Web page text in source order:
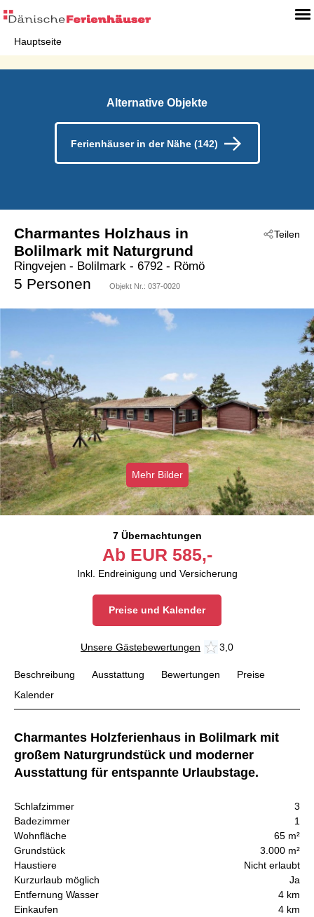
Hauptseite
Alternative Objekte
Ferienhäuser in der Nähe (142)
Teilen
Charmantes Holzhaus in
Bolilmark mit Naturgrund
Ringvejen - Bolilmark - 6792 - Römö
5 Personen Objekt Nr.: 037-0020
Mehr Bilder
7 Übernachtungen
Ab EUR 585,-
Inkl. Endreinigung und Versicherung
Preise und Kalender
Unsere Gästebewertungen 3,0
Beschreibung Ausstattung Bewertungen
Preise
Kalender
Charmantes Holzferienhaus in Bolilmark mit
großem Naturgrundstück und moderner
Ausstattung für entspannte Urlaubstage.
Schlafzimmer
3
Badezimmer
1
Wohnfläche
65 m²
Grundstück
3.000 m²
Haustiere
Nicht erlaubt
Kurzurlaub möglich
Ja
Entfernung Wasser
4 km
Einkaufen
4 km